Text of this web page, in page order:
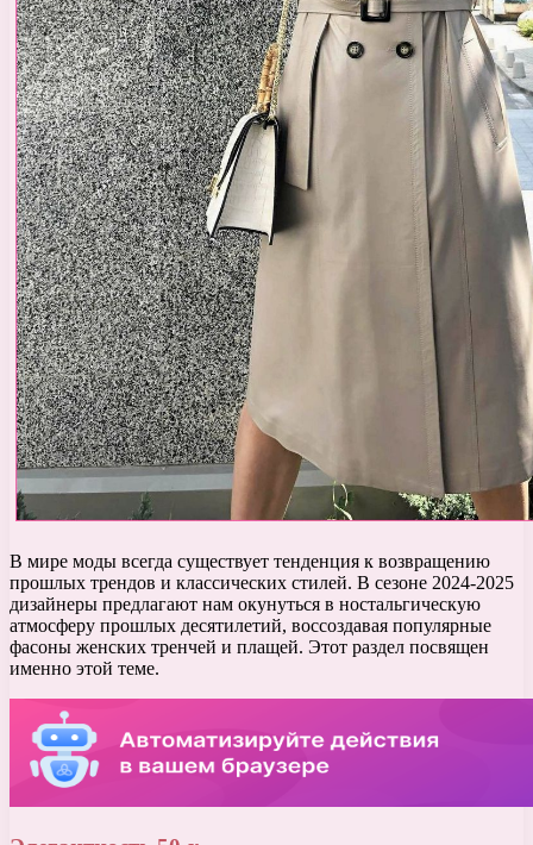
В мире моды всегда существует тенденция к возвращению
прошлых трендов и классических стилей. В сезоне 2024-2025
дизайнеры предлагают нам окунуться в ностальгическую
атмосферу прошлых десятилетий, воссоздавая популярные
фасоны женских тренчей и плащей. Этот раздел посвящен
именно этой теме.